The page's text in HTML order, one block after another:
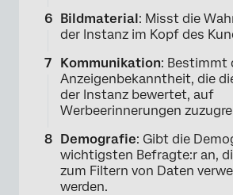
Bildmaterial: Misst die
der Instanz im Kopf des
Kommunikation: Bestimmt
Anzeigenbekanntheit, die
der Instanz bewertet, auf
Werbeerinnerungen
Demografie: Gibt die
wichtigsten Befragte:r an,
zum Filtern von Daten
werden.